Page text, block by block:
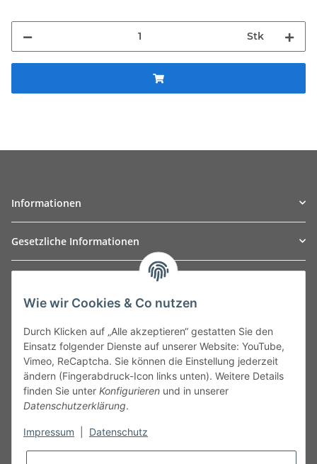
Stk
Informationen
Gesetzliche Informationen
Leibnizstraße 2a
Germany
Phone:+49 40 5287270
Fax:+49 40 5281050
Email:sales@tow-automotive.de
Wie wir Cookies & Co nutzen
Durch Klicken auf „Alle akzeptieren“ gestatten Sie den
Einsatz folgender Dienste auf unserer Website: YouTube,
Vimeo, ReCaptcha. Sie können die Einstellung jederzeit
ändern (Fingerabdruck-Icon links unten). Weitere Details
finden Sie unter Konfigurieren und in unserer
Datenschutzerklärung.
Impressum Datenschutz